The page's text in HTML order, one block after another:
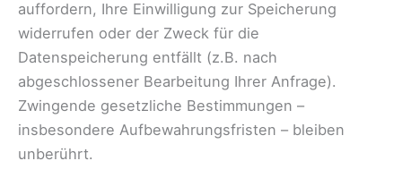
auffordern, Ihre Einwilligung zur Speicherung
widerrufen oder der Zweck für die
Datenspeicherung entfällt (z.B. nach
abgeschlossener Bearbeitung Ihrer Anfrage).
Zwingende gesetzliche Bestimmungen –
insbesondere Aufbewahrungsfristen – bleiben
unberührt.